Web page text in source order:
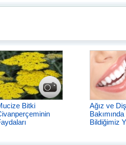
Bitki
Ağız ve Diş
Bildiğimiz